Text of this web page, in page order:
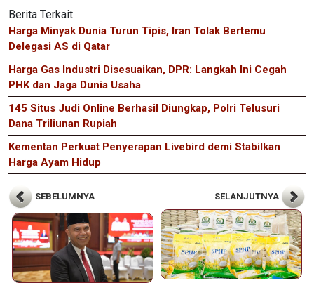
Berita Terkait
Harga Minyak Dunia Turun Tipis, Iran Tolak Bertemu
Delegasi AS di Qatar
Harga Gas Industri Disesuaikan, DPR: Langkah Ini Cegah
PHK dan Jaga Dunia Usaha
145 Situs Judi Online Berhasil Diungkap, Polri Telusuri
Dana Triliunan Rupiah
Kementan Perkuat Penyerapan Livebird demi Stabilkan
Harga Ayam Hidup
SEBELUMNYA SELANJUTNYA